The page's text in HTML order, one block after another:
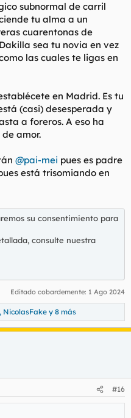
subnormal de carril
tu alma a un
cuarentonas de
sea tu novia en vez
las cuales te ligas en
en Madrid. Es tu
(casi) desesperada y
a foreros. A eso ha
amor.
@pai-mei pues es padre
está trisomiando en
su consentimiento para
consulte nuestra
Editado cobardemente: 1 Ago 2024
, NicolasFake y 8 más
#16